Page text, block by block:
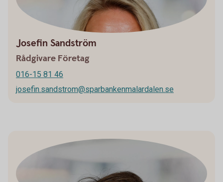
Josefin Sandström
Rådgivare Företag
016-15 81 46
josefin.sandstrom@sparbankenmalardalen.se